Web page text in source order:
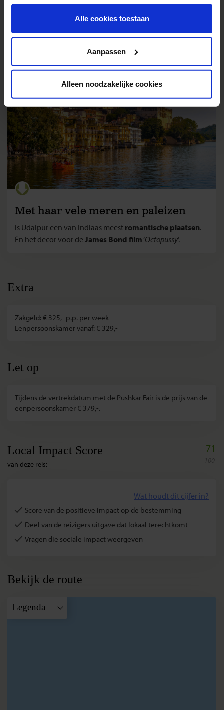
onder aan de pagina op elk gewenst moment voor de
toekomst wijzigen.Alle cookies toestaan
Aanpassen
Alleen noodzakelijke cookies
Het woestijnstadje Pushkar
schilderachtig bedevaartsoordom een heilig meer.
Je maakt hier tijdens je rondreis door Noord-India
makkelijk contact met de velesadhoe’s en pelgrims
Met haar vele meren en paleizen
is Udaipur een van Indiaas meest romantische plaatsen.
Én het decor voor de James Bond film ‘Octopussy’.
Extra
Zakgeld: € 325,- p.p. per week
Eenpersoonskamer vanaf: € 329,-
Let op
Tijdens de vertrekdatum met de Pushkar Fair is de prijs van de
eenpersoonskamer € 379,-.
Local Impact Score
van deze reis:
71
Wat houdt dit cijfer in?
Score van de positieve impact op de bestemming
Deel van de reizigers uitgave dat lokaal terechtkomt
Vragen die sociale impact weergeven
Bekijk de route
Legenda